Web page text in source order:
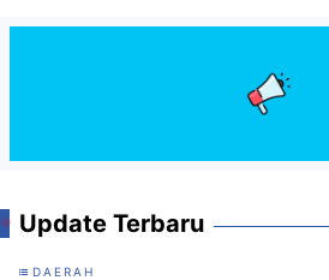
Update Terbaru
DAERAH